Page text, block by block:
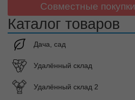
Совместные покупки
Каталог товаров
Дача, сад
Удалённый склад
Удалённый склад 2